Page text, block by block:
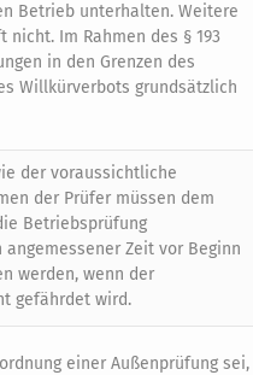
Betrieb unterhalten. Weitere
Im Rahmen des § 193
in den Grenzen des
Willkürverbots grundsätzlich
der voraussichtliche
der Prüfer müssen dem
Betriebsprüfung
Zeit vor Beginn
werden, wenn der
gefährdet wird.
einer Außenprüfung sei,